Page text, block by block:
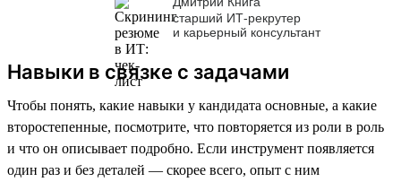
старший ИТ-рекрутер
и карьерный консультант
Навыки в связке с задачами
Чтобы понять, какие навыки у кандидата основные, а какие
второстепенные, посмотрите, что повторяется из роли в роль
и что он описывает подробно. Если инструмент появляется
один раз и без деталей — скорее всего, опыт с ним